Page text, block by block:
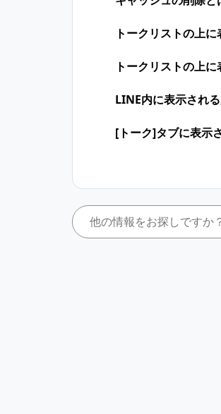
トークリストの上
トークリストの上
LINE内に表示され
[トーク]タブに表示